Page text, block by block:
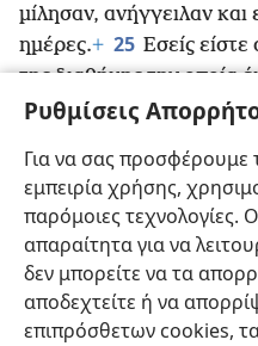
Ρυθμίσεις
Για να σας προσφέρουμε
εμπειρία χρήσης,
παρόμοιες τεχνολογίες.
απαραίτητα για να
δεν μπορείτε να τα
αποδεχτείτε ή να
επιπρόσθετων cookies,
μίλησαν, ανήγγειλαν και
ημέρες.+ 25 Εσείς
της διαθήκης την οποία
προπάτορές σας,+
οικογένειες της γης”.+
τον Υπηρέτη του, τον
σας ευλογήσει
από τις πονηρές σας